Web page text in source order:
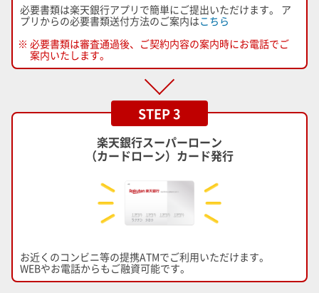
必要書類は楽天銀行アプリで簡単にご提出いただけます。 ア
プリからの必要書類送付方法のご案内はこちら
※ 必要書類は審査通過後、ご契約内容の案内時にお電話でご
案内いたします。
STEP 3
楽天銀行スーパーローン
（カードローン）カード発行
お近くのコンビニ等の提携ATMでご利用いただけます。
WEBやお電話からもご融資可能です。